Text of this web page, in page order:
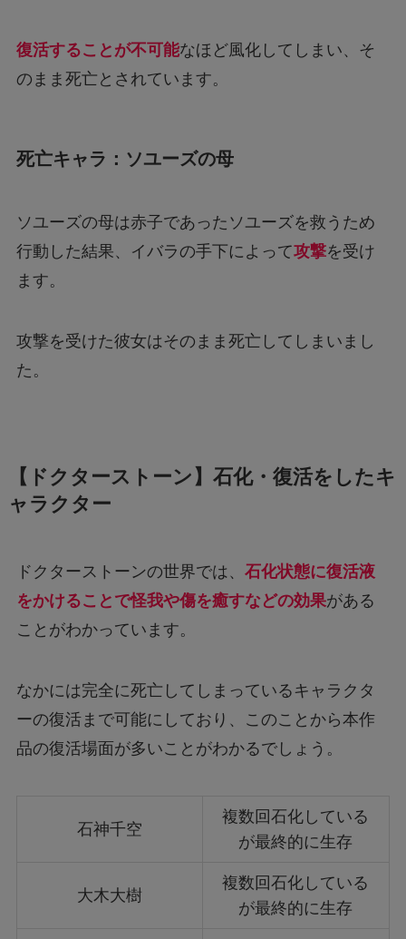
復活することが不可能なほど風化してしまい、そ
のまま死亡とされています。
死亡キャラ：ソユーズの母
ソユーズの母は赤子であったソユーズを救うため
行動した結果、イバラの手下によって攻撃を受け
ます。
攻撃を受けた彼女はそのまま死亡してしまいまし
た。
【ドクターストーン】石化・復活をしたキ
ャラクター
ドクターストーンの世界では、 石化状態に復活液
をかけることで怪我や傷を癒すなどの効果がある
ことがわかっています。
なかには完全に死亡してしまっているキャラクタ
ーの復活まで可能にしており、このことから本作
品の復活場面が多いことがわかるでしょう。
石神千空
複数回石化している
が最終的に生存
大木大樹
複数回石化している
が最終的に生存